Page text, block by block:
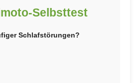
Selbsttest
Schlafstörungen?